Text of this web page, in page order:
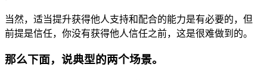
当然，适当提升获得他人支持和配合的能力是有必要的，但
前提是信任，你没有获得他人信任之前，这是很难做到的。
那么下面，说典型的两个场景。